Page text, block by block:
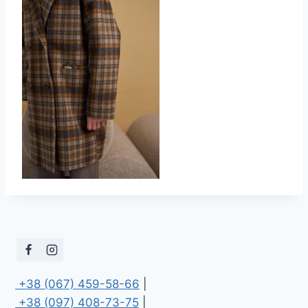
+38 (067) 459-58-66
+38 (097) 408-73-75